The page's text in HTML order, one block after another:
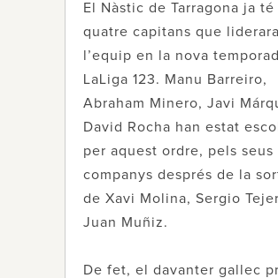
El Nàstic de Tarragona ja té
quatre capitans que
l’equip en la nova
LaLiga 123. Manu Barreiro,
Abraham Minero, Javi
David Rocha han estat
per aquest ordre, pels seus
companys després de la
de Xavi Molina, Sergio
Juan Muñiz.
De fet, el davanter gallec